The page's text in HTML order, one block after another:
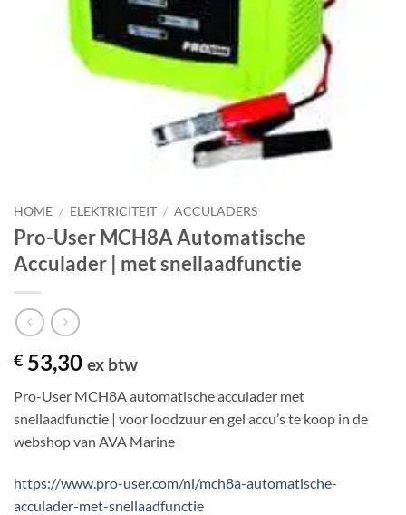
HOME / ELEKTRICITEIT / ACCULADERS
Pro-User MCH8A Automatische
Acculader | met snellaadfunctie
€ 53,30 ex btw
Pro-User MCH8A automatische acculader met
snellaadfunctie | voor loodzuur en gel accu’s te koop in de
webshop van AVA Marine
https://www.pro-user.com/nl/mch8a-automatische-
acculader-met-snellaadfunctie